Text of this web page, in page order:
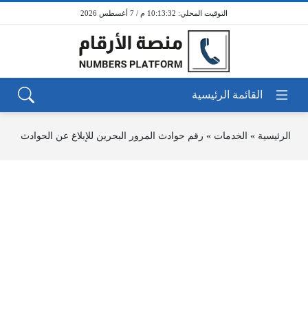
10:13:32 م / 7 أغسطس 2026
الرئيسية » الخدمات » رقم حوادث المرور البحرين للإبلاغ عن الحوادث